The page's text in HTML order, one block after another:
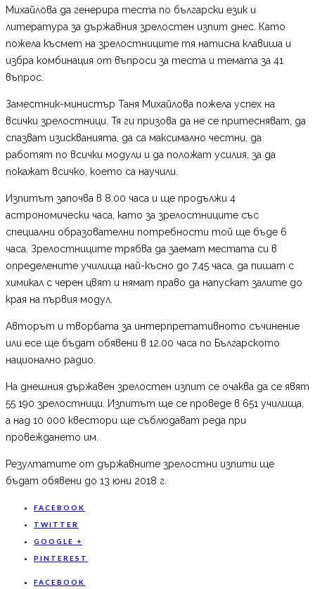
Михайлова да генерира теста по български език и
литература за държавния зрелостен изпит днес. Като
пожела късмет на зрелостниците тя натисна клавиша и
избра комбинация от въпроси за теста и темата за 41
въпрос.
Заместник-министър Таня Михайлова пожела успех на
всички зрелостници. Тя ги призова да не се притесняват, да
спазват изискванията, да са максимално честни, да
работят по всички модули и да положат усилия, за да
покажат всичко, което са научили.
Изпитът започва в 8.00 часа и ще продължи 4
астрономически часа, като за зрелостниците със
специални образователни потребности той ще бъде 6
часа. Зрелостниците трябва да заемат местата си в
определените училища най-късно до 7.45 часа, да пишат с
химикал с черен цвят и нямат право да напускат залите до
края на първия модул.
Авторът и творбата за интерпретативното съчинение
или есе ще бъдат обявени в 12.00 часа по Българското
национално радио.
На днешния държавен зрелостен изпит се очаква да се явят
55 190 зрелостници. Изпитът ще се проведе в 651 училища,
а над 10 000 квестори ще съблюдават реда при
провеждането им.
Резултатите от държавните зрелостни изпити ще
бъдат обявени до 13 юни 2018 г.
FACEBOOK
TWITTER
GOOGLE +
PINTEREST
FACEBOOK